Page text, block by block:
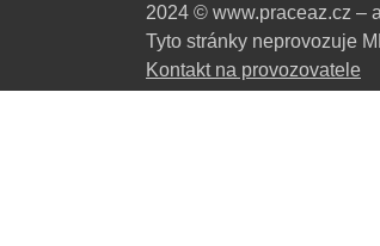
2024 © www.praceaz.cz –
Tyto stránky neprovozuje
Kontakt na provozovatele